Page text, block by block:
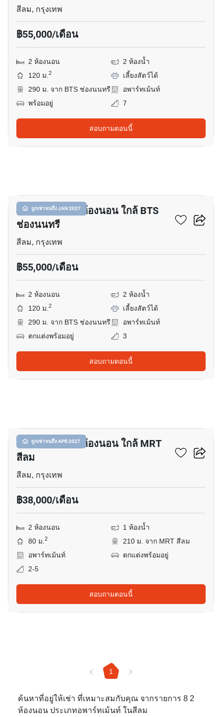
สีลม, กรุงเทพ
฿55,000/เดือน
2 ห้องนอน
2 ห้องน้ำ
120 ม.2
เลี้ยงสัตว์ได้
290 ม. จาก BTS ช่องนนทรี
อพาร์ทเม้นท์
พร้อมอยู่
7
สอบถามตอนนี้
ถูกเช่าจนถึง JAN 2027
อพาร์ทเมนต์ 2-ห้องนอน ใกล้ BTS
ช่องนนทรี
สีลม, กรุงเทพ
฿55,000/เดือน
2 ห้องนอน
2 ห้องน้ำ
120 ม.2
เลี้ยงสัตว์ได้
290 ม. จาก BTS ช่องนนทรี
อพาร์ทเม้นท์
ตกแต่งพร้อมอยู่
3
สอบถามตอนนี้
ถูกเช่าจนถึง APR 2027
อพาร์ทเมนต์ 2-ห้องนอน ใกล้ MRT
สีลม
สีลม, กรุงเทพ
฿38,000/เดือน
2 ห้องนอน
1 ห้องน้ำ
80 ม.2
210 ม. จาก MRT สีลม
อพาร์ทเม้นท์
ตกแต่งพร้อมอยู่
2-5
สอบถามตอนนี้
1
ค้นหาที่อยู่ให้เช่า ที่เหมาะสมกับคุณ จากรายการ 8 2
ห้องนอน ประเภทอพาร์ทเม้นท์ ในสีลม